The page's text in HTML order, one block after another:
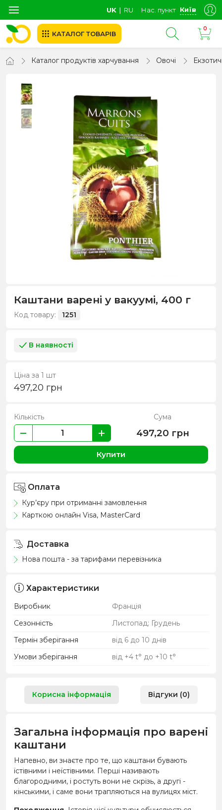
UK ∣ RU Нас. пункт Київ
КАТАЛОГ ТОВАРІВ
0
Каталог продуктів харчування Овочі
Каштани варені у вакуумі, 400 г
Код товару: 1251
В наявності
Ціна за 1 шт
497,20 грн
Кількість Сума
497,20 грн
Купити
Оплата
Кур’єру при отриманні замовлення
Карткою онлайн Visa, MasterCard
Доставка
Нова пошта - за тарифами перевізника
Характеристики
Виробник
Франція
Сезонність
Листопад; Грудень
Термін зберігання
від 6 до 10 днів
Умови зберігання
від +4 t° до +10 t°
Корисна інформація Відгуки (0)
Загальна інформація про варені
каштани
Напевно, ви знаєте про те, що каштани бувають
їстівними і неїстівними. Перші називають
благородними, і ростуть вони не скрізь, а другі -
кінськими, і саме вони трапляються на вулицях міст.